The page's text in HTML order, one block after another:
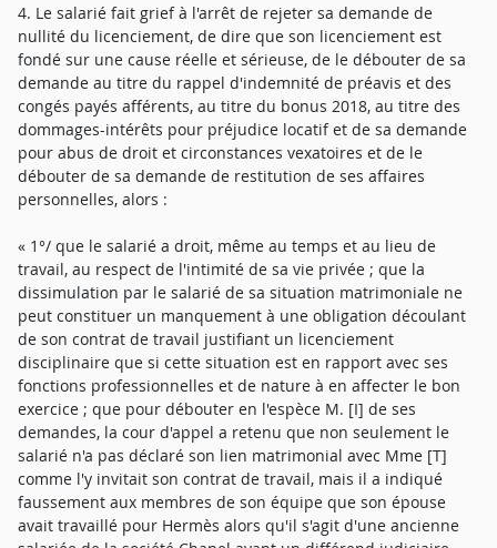
4. Le salarié fait grief à l'arrêt de rejeter sa demande de
nullité du licenciement, de dire que son licenciement est
fondé sur une cause réelle et sérieuse, de le débouter de sa
demande au titre du rappel d'indemnité de préavis et des
congés payés afférents, au titre du bonus 2018, au titre des
dommages-intérêts pour préjudice locatif et de sa demande
pour abus de droit et circonstances vexatoires et de le
débouter de sa demande de restitution de ses affaires
personnelles, alors :
« 1°/ que le salarié a droit, même au temps et au lieu de
travail, au respect de l'intimité de sa vie privée ; que la
dissimulation par le salarié de sa situation matrimoniale ne
peut constituer un manquement à une obligation découlant
de son contrat de travail justifiant un licenciement
disciplinaire que si cette situation est en rapport avec ses
fonctions professionnelles et de nature à en affecter le bon
exercice ; que pour débouter en l'espèce M. [I] de ses
demandes, la cour d'appel a retenu que non seulement le
salarié n'a pas déclaré son lien matrimonial avec Mme [T]
comme l'y invitait son contrat de travail, mais il a indiqué
faussement aux membres de son équipe que son épouse
avait travaillé pour Hermès alors qu'il s'agit d'une ancienne